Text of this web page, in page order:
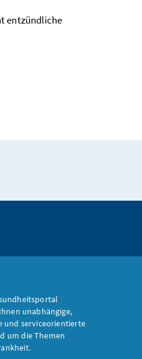
entzündliche
unabhängige,
und serviceorientierte
um die Themen